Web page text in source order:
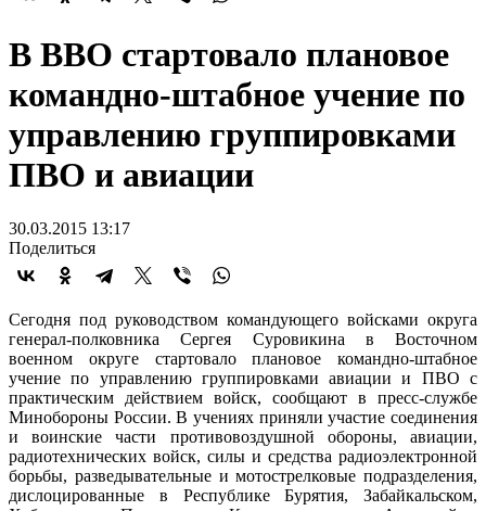
В ВВО стартовало плановое
командно-штабное учение по
управлению группировками
ПВО и авиации
30.03.2015 13:17
Поделиться
Сегодня под руководством командующего войсками округа
генерал-полковника Сергея Суровикина в Восточном
военном округе стартовало плановое командно-штабное
учение по управлению группировками авиации и ПВО с
практическим действием войск, сообщают в пресс-службе
Минобороны России. В учениях приняли участие соединения
и воинские части противовоздушной обороны, авиации,
радиотехнических войск, силы и средства радиоэлектронной
борьбы, разведывательные и мотострелковые подразделения,
дислоцированные в Республике Бурятия, Забайкальском,